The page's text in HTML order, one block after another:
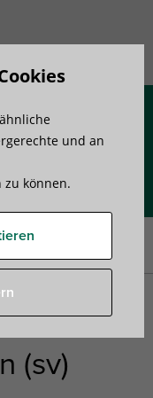
(sv)
und an
können.